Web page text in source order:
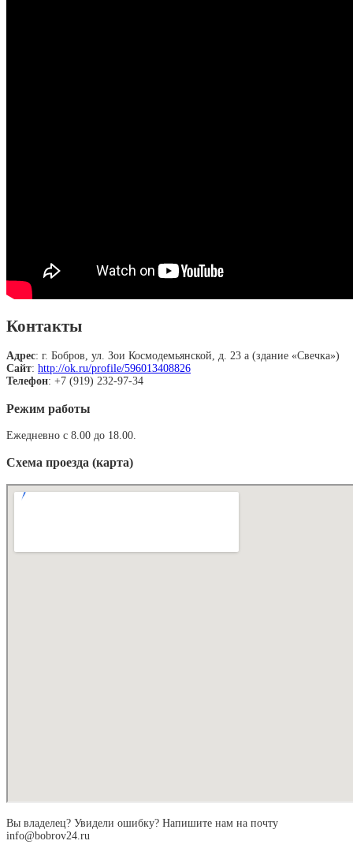
Контакты
Адрес: г. Бобров, ул. Зои Космодемьянской, д. 23 а (здание «Свечка»)
Сайт: http://ok.ru/profile/596013408826
Телефон: +7 (919) 232-97-34
Режим работы
Ежедневно с 8.00 до 18.00.
Схема проезда (карта)
Вы владелец? Увидели ошибку? Напишите нам на почту
info@bobrov24.ru